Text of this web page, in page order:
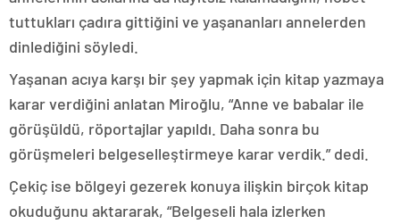
tuttukları çadıra gittiğini ve yaşananları annelerden
dinlediğini söyledi.
Yaşanan acıya karşı bir şey yapmak için kitap yazmaya
karar verdiğini anlatan Miroğlu, “Anne ve babalar ile
görüşüldü, röportajlar yapıldı. Daha sonra bu
görüşmeleri belgeselleştirmeye karar verdik.” dedi.
Çekiç ise bölgeyi gezerek konuya ilişkin birçok kitap
okuduğunu aktararak, “Belgeseli hala izlerken